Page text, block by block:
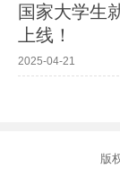
国家大学生
上线！
2025-04-21
版